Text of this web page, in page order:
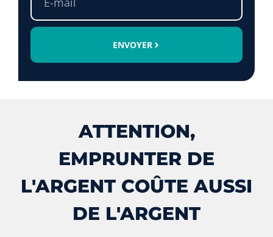
ENVOYER
ATTENTION,
EMPRUNTER DE
L'ARGENT COÛTE AUSSI
DE L'ARGENT